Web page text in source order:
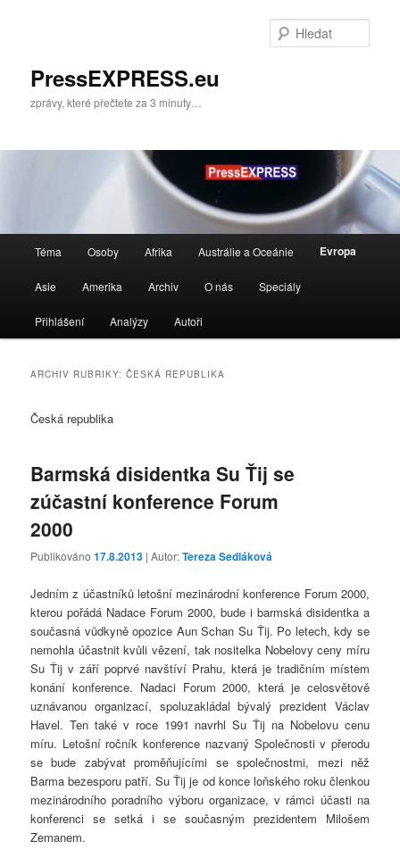
paneluPressEXPRESS.eu
zprávy, které přečtete za 3 minuty…
navigační
Téma Osoby Afrika Austrálie a Oceánie Evropa
Asie Amerika Archiv O nás Speciály
Přihlášení Analýzy Autoři
ARCHIV RUBRIKY:ČESKÁ REPUBLIKA
Česká republika
Barmská disidentka Su Ťij se
zúčastní konference Forum
2000
Publikováno17.8.2013 | Autor:Tereza Sedláková
Jedním z účastníků letošní mezinárodní konference Forum 2000,
kterou pořádá Nadace Forum 2000, bude i barmská disidentka a
současná vůdkyně opozice Aun Schan Su Ťij. Po letech, kdy se
nemohla účastnit kvůli vězení, tak nositelka Nobelovy ceny míru
Su Ťij v září poprvé navštíví Prahu, která je tradičním místem
konání konference. Nadaci Forum 2000, která je celosvětově
uznávanou organizací, spoluzakládal bývalý prezident Václav
Havel. Ten také v roce 1991 navrhl Su Ťij na Nobelovu cenu
míru. Letošní ročník konference nazvaný Společnosti v přerodu
se bude zabývat proměňujícími se společnostmi, mezi něž
Barma bezesporu patří. Su Ťij je od konce loňského roku členkou
mezinárodního poradního výboru organizace, v rámci účasti na
konferenci se setká i se současným prezidentem Milošem
Zemanem.